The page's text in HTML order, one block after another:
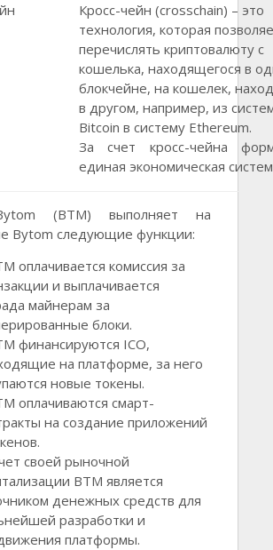
Кросс-чейн (crosschain) – это
технология, которая
перечислять криптовалюту с
кошелька, находящегося в
блокчейне, на кошелек,
в другом, например, из
Bitcoin в систему Ethereum.
За счет кросс-чейна
единая экономическая
(BTM) выполняет на
Bytom следующие функции:
оплачивается комиссия за
и выплачивается
майнерам за
блоки.
финансируются ICO,
на платформе, за него
новые токены.
оплачиваются смарт-
на создание приложений
своей рыночной
BTM является
денежных средств для
разработки и
платформы.